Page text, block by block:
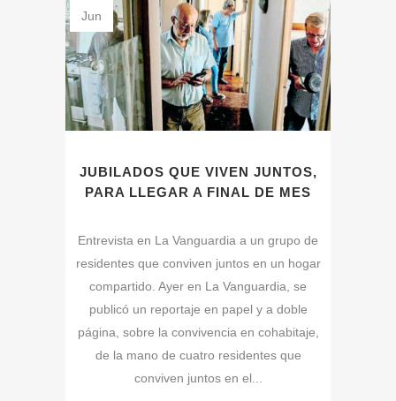
Jun
JUBILADOS QUE VIVEN JUNTOS,
PARA LLEGAR A FINAL DE MES
Entrevista en La Vanguardia a un grupo de
residentes que conviven juntos en un hogar
compartido. Ayer en La Vanguardia, se
publicó un reportaje en papel y a doble
página, sobre la convivencia en cohabitaje,
de la mano de cuatro residentes que
conviven juntos en el...